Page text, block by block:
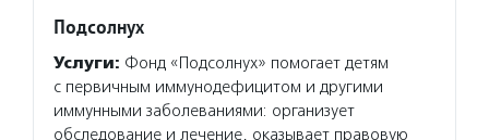
Подсолнух
Услуги: Фонд «Подсолнух» помогает детям
с первичным иммунодефицитом и другими
иммунными заболеваниями: организует
обследование и лечение, оказывает правовую